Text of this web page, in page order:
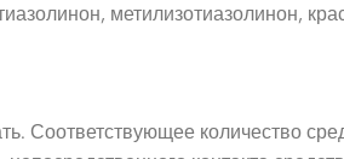
метилизотиазолинон,
Соответствующее количество